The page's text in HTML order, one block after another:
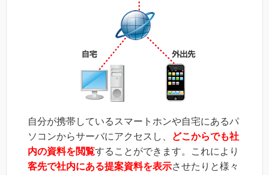
自分が携帯しているスマートホンや自宅にあるパ
ソコンからサーバにアクセスし、
どこからでも社
内の資料を閲覧することができます。これにより
客先で社内にある提案資料を表示させたりと様々